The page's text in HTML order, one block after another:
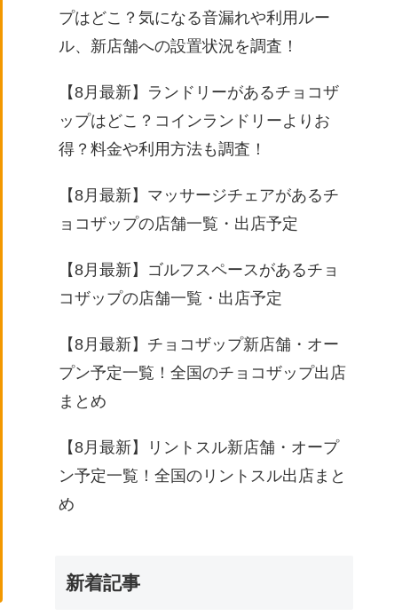
プはどこ？気になる音漏れや利用ルー
ル、新店舗への設置状況を調査！
【8月最新】ランドリーがあるチョコザ
ップはどこ？コインランドリーよりお
得？料金や利用方法も調査！
【8月最新】マッサージチェアがあるチ
ョコザップの店舗一覧・出店予定
【8月最新】ゴルフスペースがあるチョ
コザップの店舗一覧・出店予定
【8月最新】チョコザップ新店舗・オー
プン予定一覧！全国のチョコザップ出店
まとめ
【8月最新】リントスル新店舗・オープ
ン予定一覧！全国のリントスル出店まと
め
新着記事